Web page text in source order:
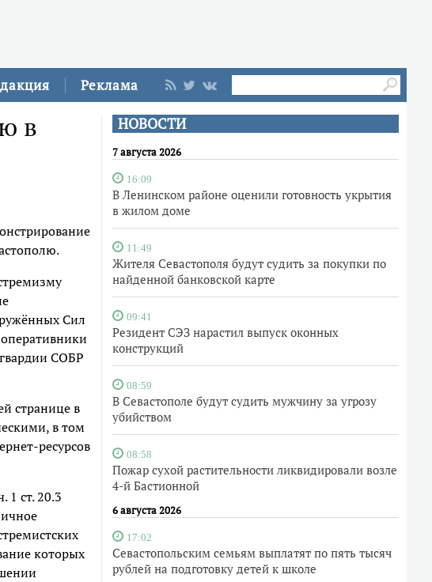
Реклама
НОВОСТИ
7 августа 2026
16:09
В Ленинском районе оценили готовность укрытия
в жилом доме
11:49
Жителя Севастополя будут судить за покупки по
найденной банковской карте
09:41
Резидент СЭЗ нарастил выпуск оконных
конструкций
08:59
В Севастополе будут судить мужчину за угрозу
убийством
08:58
Пожар сухой растительности ликвидировали возле
4-й Бастионной
6 августа 2026
17:02
Севастопольским семьям выплатят по пять тысяч
рублей на подготовку детей к школе
в
Сил
СОБР
странице в
в том
ресурсов
ст. 20.3
которых